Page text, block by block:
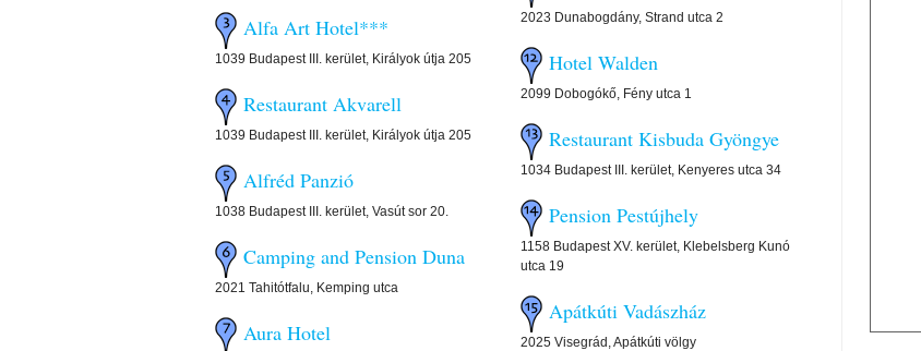
Alfa Art Hotel***
1039 Budapest III. kerület, Királyok útja 205
Restaurant Akvarell
1039 Budapest III. kerület, Királyok útja 205
Alfréd Panzió
1038 Budapest III. kerület, Vasút sor 20.
Camping and Pension Duna
2021 Tahitótfalu, Kemping utca
Aura Hotel
2023 Dunabogdány, Strand utca 2
Hotel Walden
2099 Dobogókő, Fény utca 1
Restaurant Kisbuda Gyöngye
1034 Budapest III. kerület, Kenyeres utca 34
Pension Pestújhely
1158 Budapest XV. kerület, Klebelsberg Kunó
utca 19
Apátkúti Vadászház
2025 Visegrád, Apátkúti völgy